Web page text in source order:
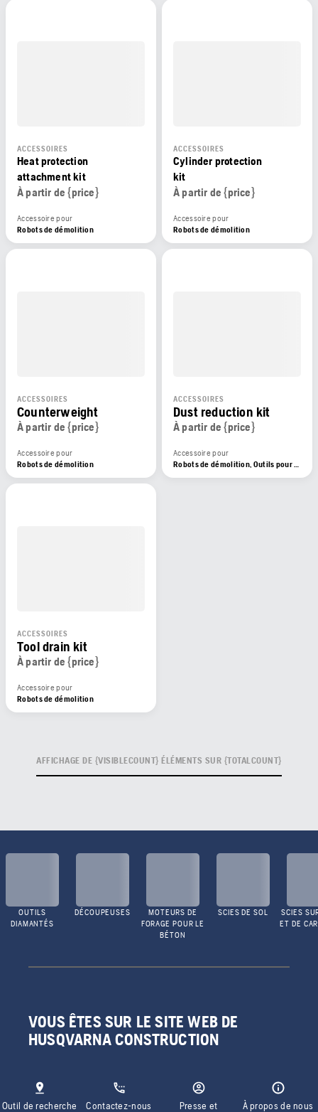
ACCESSOIRES
Heat protection
attachment kit
À partir de {price}
Accessoire pour
Robots de démolition
ACCESSOIRES
Cylinder protection
kit
À partir de {price}
Accessoire pour
Robots de démolition
ACCESSOIRES
Counterweight
À partir de {price}
Accessoire pour
Robots de démolition
ACCESSOIRES
Dust reduction kit
À partir de {price}
Accessoire pour
Robots de démolition, Outils pour robots de démolition
ACCESSOIRES
Tool drain kit
À partir de {price}
Accessoire pour
Robots de démolition
AFFICHAGE DE {VISIBLECOUNT} ÉLÉMENTS SUR {TOTALCOUNT}
OUTILS
DIAMANTÉS
DÉCOUPEUSES
MOTEURS DE
FORAGE POUR LE
BÉTON
SCIES DE SOL
SCIES
ET DE
VOUS ÊTES SUR LE SITE WEB DE
HUSQVARNA CONSTRUCTION
Outil de recherche
Contactez-nous
Presse et
À propos de nous